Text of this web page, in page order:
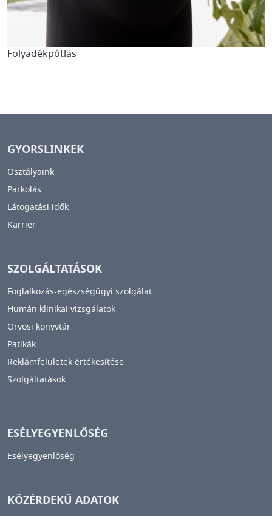
Folyadékpótlás
GYORSLINKEK
Osztályaink
Parkolás
Látogatási idők
Karrier
SZOLGÁLTATÁSOK
Foglalkozás-egészségügyi szolgálat
Humán klinikai vizsgálatok
Orvosi könyvtár
Patikák
Reklámfelületek értékesítése
Szolgáltatások
ESÉLYEGYENLŐSÉG
Esélyegyenlőség
KÖZÉRDEKŰ ADATOK